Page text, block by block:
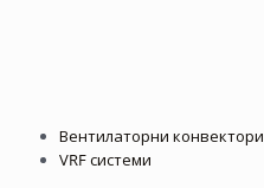
Вентилаторни конвектори
VRF системи